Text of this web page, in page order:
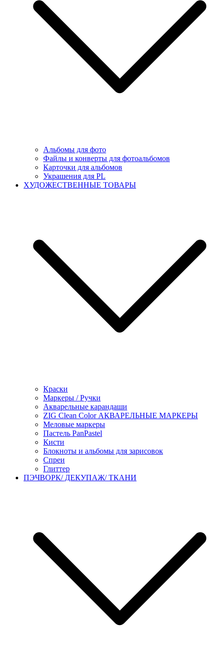
Альбомы для фото
Файлы и конверты для фотоальбомов
Карточки для альбомов
Украшения для PL
ХУДОЖЕСТВЕННЫЕ ТОВАРЫ
Краски
Маркеры / Ручки
Акварельные карандаши
ZIG Clean Color АКВАРЕЛЬНЫЕ МАРКЕРЫ
Меловые маркеры
Пастель PanPastel
Кисти
Блокноты и альбомы для зарисовок
Спреи
Глиттер
ПЭЧВОРК/ ДЕКУПАЖ/ ТКАНИ